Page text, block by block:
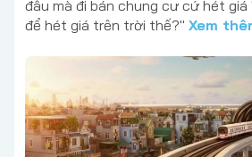
đâu mà đi bán chung cư cứ hét
để hét giá trên trời thế?" Xem